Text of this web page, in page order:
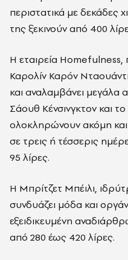
περιστατικά με δεκάδες
της ξεκινούν από 400
Η εταιρεία Homefulness,
Καρολίν Καρόν
και αναλαμβάνει μεγάλα
Σάουθ Κένσινγκτον και
ολοκληρώνουν ακόμη και
σε τρεις ή τέσσερις
95 λίρες.
Η Μπρίτζετ Μπέιλι,
συνδυάζει μόδα και
εξειδικευμένη
από 280 έως 420 λίρες.